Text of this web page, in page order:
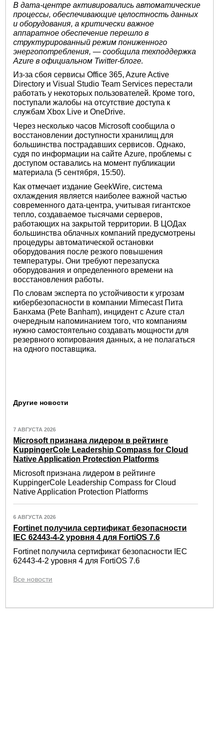
В дата-центре активировались автоматические
процессы, обеспечивающие целостность данных
и оборудования, а критически важное
аппаратное обеспечение перешло в
структурированный режим пониженного
энергопотребления, — сообщила техподдержка
Azure в официальном Twitter-блоге.
Из-за сбоя сервисы Office 365, Azure Active
Directory и Visual Studio Team Services перестали
работать у некоторых пользователей. Кроме того,
поступали жалобы на отсутствие доступа к
службам Xbox Live и OneDrive.
Через несколько часов Microsoft сообщила о
восстановлении доступности хранилищ для
большинства пострадавших сервисов. Однако,
судя по информации на сайте Azure, проблемы с
доступом оставались на момент публикации
материала (5 сентября, 15:50).
Как отмечает издание GeekWire, система
охлаждения является наиболее важной частью
современного дата-центра, учитывая гигантское
тепло, создаваемое тысячами серверов,
работающих на закрытой территории. В ЦОДах
большинства облачных компаний предусмотрены
процедуры автоматической остановки
оборудования после резкого повышения
температуры. Они требуют перезапуска
оборудования и определенного времени на
восстановления работы.
По словам эксперта по устойчивости к угрозам
кибербезопасности в компании Mimecast Пита
Банхама (Pete Banham), инцидент с Azure стал
очередным напоминанием того, что компаниям
нужно самостоятельно создавать мощности для
резервного копирования данных, а не полагаться
на одного поставщика.
Другие новости
7 АВГУСТА 2026
Microsoft признана лидером в рейтинге
KuppingerCole Leadership Compass for Cloud
Native Application Protection Platforms
Microsoft признана лидером в рейтинге
KuppingerCole Leadership Compass for Cloud
Native Application Protection Platforms
6 АВГУСТА 2026
Fortinet получила сертификат безопасности
IEC 62443-4-2 уровня 4 для FortiOS 7.6
Fortinet получила сертификат безопасности IEC
62443-4-2 уровня 4 для FortiOS 7.6
Все новости